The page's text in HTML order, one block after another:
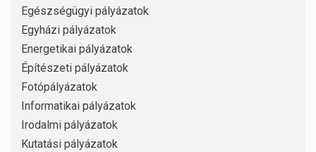
Egészségügyi pályázatok
Egyházi pályázatok
Energetikai pályázatok
Építészeti pályázatok
Fotópályázatok
Informatikai pályázatok
Irodalmi pályázatok
Kutatási pályázatok